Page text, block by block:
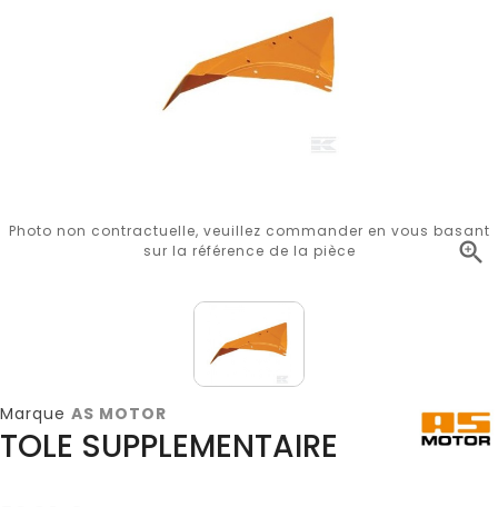

Photo non contractuelle, veuillez commander en vous basant
sur la référence de la pièce
Marque AS MOTOR
TOLE SUPPLEMENTAIRE